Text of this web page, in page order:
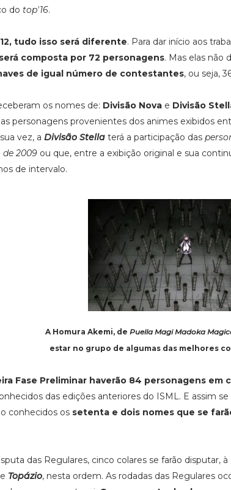
do top'16.
tudo isso será diferente. Para dar início aos
composta por 72 personagens. Mas elas não
de igual número de contestantes, ou seja,
os nomes de: Divisão Nova e Divisão
personagens provenientes dos animes exibidos
vez, a Divisão Stella terá a participação das
de 2009 ou que, entre a exibição original e sua
de intervalo.
A Homura Akemi, dePuella Magi Madoka
estar no grupo de algumas das melhores
Fase Preliminar haverão 84 personagens em
das edições anteriores do ISML. E assim
conhecidos os setenta e dois nomes que se
das Regulares, cinco colares se farão disputar,
e Topázio, nesta ordem. As rodadas das Regulares